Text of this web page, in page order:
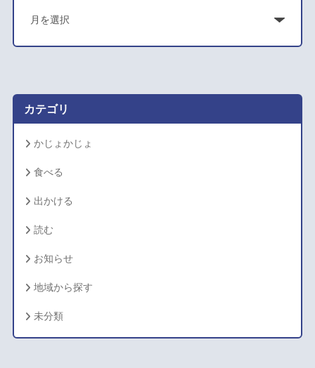
ア
カ
カテゴリ
かじょかじょ
食べる
出かける
読む
お知らせ
地域から探す
未分類